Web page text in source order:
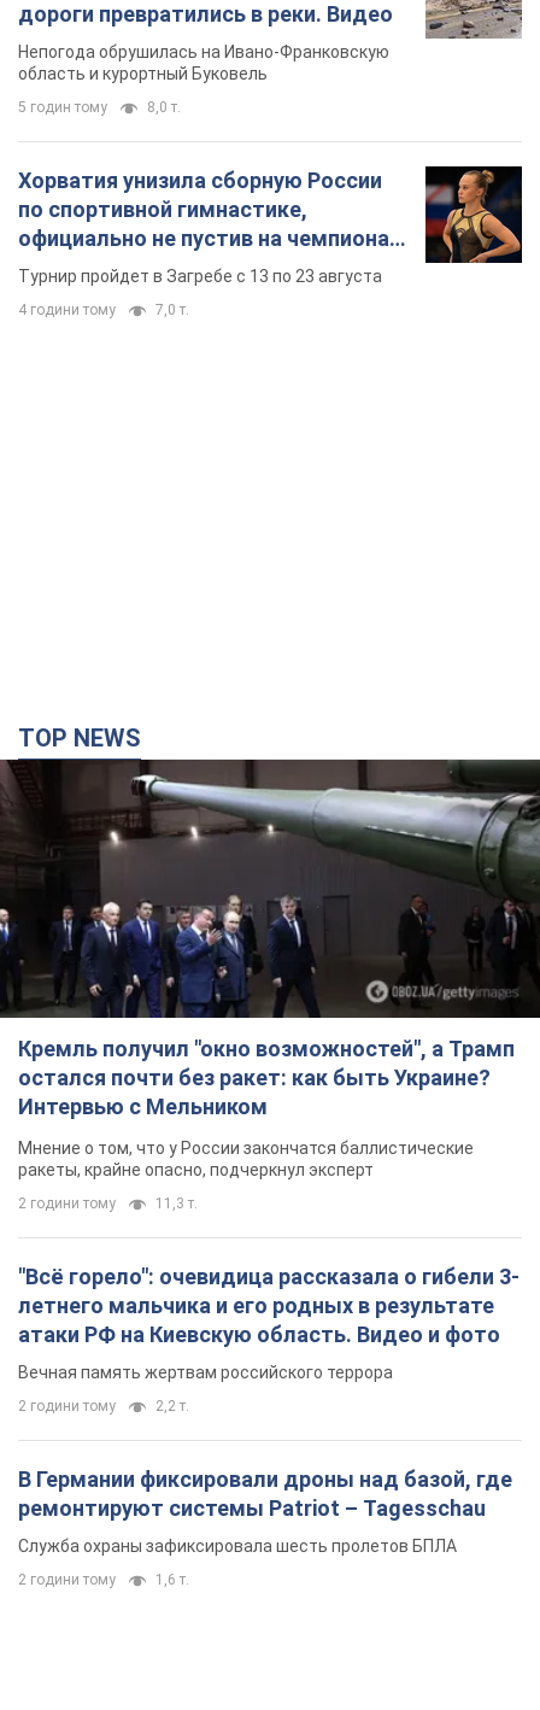
дороги превратились в реки. Видео
Непогода обрушилась на Ивано-Франковскую
область и курортный Буковель
5 годин тому 8,0 т.
Хорватия унизила сборную России
по спортивной гимнастике,
официально не пустив на чемпионат
Европы основных спортсменов
Турнир пройдет в Загребе с 13 по 23 августа
4 години тому 7,0 т.
TOP NEWS
Кремль получил "окно возможностей", а Трамп
остался почти без ракет: как быть Украине?
Интервью с Мельником
Мнение о том, что у России закончатся баллистические
ракеты, крайне опасно, подчеркнул эксперт
2 години тому 11,3 т.
"Всё горело": очевидица рассказала о гибели 3-
летнего мальчика и его родных в результате
атаки РФ на Киевскую область. Видео и фото
Вечная память жертвам российского террора
2 години тому 2,2 т.
В Германии фиксировали дроны над базой, где
ремонтируют системы Patriot – Tagesschau
Служба охраны зафиксировала шесть пролетов БПЛА
2 години тому 1,6 т.